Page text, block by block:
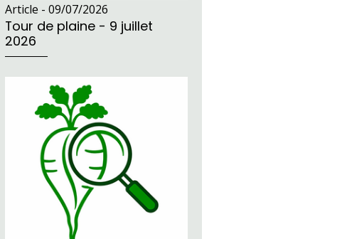
Article -09/07/2026
Tour de plaine - 9 juillet
2026